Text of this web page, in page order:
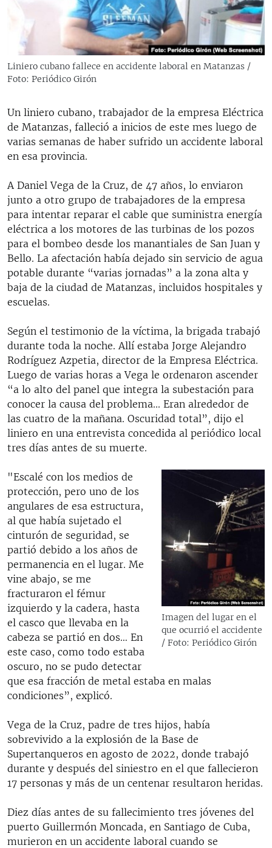
ESPECIALES
ESPECIALES
LA REALIDAD DE LA VIVIENDA EN CUBA
LOS SANTOS DE HIALEAH
DESINFORMACIÓN RUSA EN AMÉRICA LATINA
LA INVASIÓN DE RUSIA A UCRANIA
MULTIMEDIA
EDITORIALES
SÍGUENOS
Liniero cubano fallece en accidente laboral en Matanzas /
Foto: Periódico Girón
Un liniero cubano, trabajador de la empresa Eléctrica
de Matanzas, falleció a inicios de este mes luego de
varias semanas de haber sufrido un accidente laboral
en esa provincia.
A Daniel Vega de la Cruz, de 47 años, lo enviaron
junto a otro grupo de trabajadores de la empresa
para intentar reparar el cable que suministra energía
eléctrica a los motores de las turbinas de los pozos
para el bombeo desde los manantiales de San Juan y
Bello. La afectación había dejado sin servicio de agua
potable durante “varias jornadas” a la zona alta y
baja de la ciudad de Matanzas, incluidos hospitales y
escuelas.
Según el testimonio de la víctima, la brigada trabajó
durante toda la noche. Allí estaba Jorge Alejandro
Rodríguez Azpetia, director de la Empresa Eléctrica.
Luego de varias horas a Vega le ordenaron ascender
“a lo alto del panel que integra la subestación para
conocer la causa del problema... Eran alrededor de
las cuatro de la mañana. Oscuridad total”, dijo el
liniero en una entrevista concedida al periódico local
tres días antes de su muerte.
Imagen del lugar en el
que ocurrió el accidente
/ Foto: Periódico Girón
"Escalé con los medios de
protección, pero uno de los
angulares de esa estructura,
al que había sujetado el
cinturón de seguridad, se
partió debido a los años de
permanencia en el lugar. Me
vine abajo, se me
fracturaron el fémur
izquierdo y la cadera, hasta
el casco que llevaba en la
cabeza se partió en dos… En
este caso, como todo estaba
oscuro, no se pudo detectar
que esa fracción de metal estaba en malas
condiciones”, explicó.
Vega de la Cruz, padre de tres hijos, había
sobrevivido a la explosión de la Base de
Supertanqueros en agosto de 2022, donde trabajó
durante y después del siniestro en el que fallecieron
17 personas y más de un centenar resultaron heridas.
Diez días antes de su fallecimiento tres jóvenes del
puerto Guillermón Moncada, en Santiago de Cuba,
murieron en un accidente laboral cuando se